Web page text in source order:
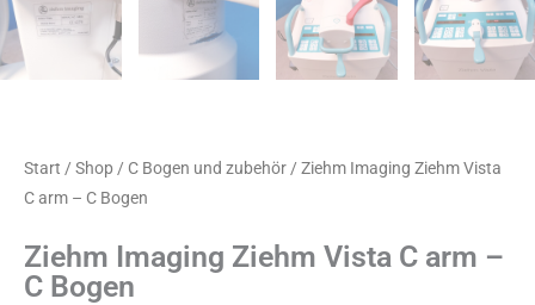
Start / Shop / C Bogen und zubehör / Ziehm Imaging Ziehm Vista
C arm – C Bogen
Ziehm Imaging Ziehm Vista C arm –
C Bogen